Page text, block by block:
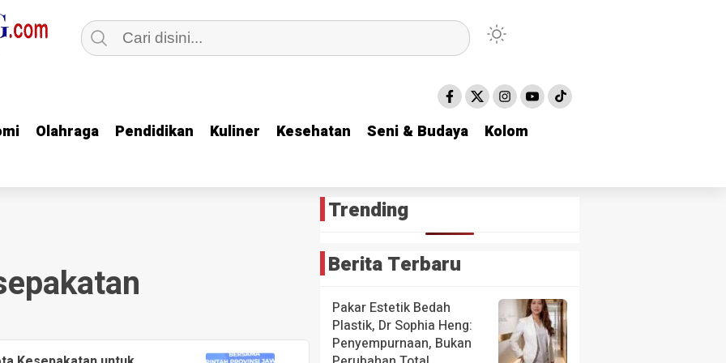
Olahraga Pendidikan Kuliner Kesehatan Seni & Budaya
Kolom
Olahraga Pendidikan Kuliner Kesehatan Seni & Budaya
Kolom
Trending
Berita Terbaru
Pakar Estetik Bedah
Plastik, Dr Sophia Heng:
Penyempurnaan, Bukan